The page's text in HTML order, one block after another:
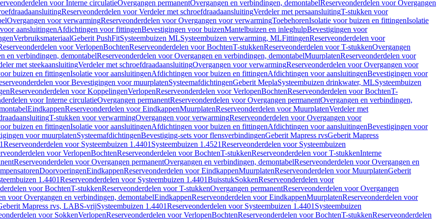
voor Interne circulatieOvergangen permanentOvergangen en verbindingen, demontabelReserveonderdelen voor Overgangen
Reserveonderdelen voor Verdeler met schroefdraadaansluitingVerdeler met persaansluitingT-stukken voor
Overgangen voor verwarmingReserveonderdelen voor Overgangen voor verwarmingToebehorenIsolatie voor buizen en fittingenIsolatie
aansluitingenAfdichtingen voor fittingenBevestigingen voor buizenMantelbuizen en inleghulpBevestigingen voor
VerbruiksmateriaalGeberit PushFitSysteembuizen MLSysteembuizen verwarming, MLFittingenReserveonderdelen voor
voor VerlopenBochtenReserveonderdelen voor BochtenT-stukkenReserveonderdelen voor T-stukkenOvergangen
en verbindingen, demontabelReserveonderdelen voor Overgangen en verbindingen, demontabelMuurplatenReserveonderdelen voor
met steekaansluitingVerdeler met schroefdraadaansluitingOvergangen voor verwarmingReserveonderdelen voor Overgangen voor
buizen en fittingenIsolatie voor aansluitingenAfdichtingen voor buizen en fittingenAfdichtingen voor aansluitingenBevestigingen voor
voor Bevestigingen voor muurplatenSysteemafdichtingenGeberit MeplaSysteembuizen drinkwater, MLSysteembuizen
Reserveonderdelen voor KoppelingenVerlopenReserveonderdelen voor VerlopenBochtenReserveonderdelen voor BochtenT-
voor Interne circulatieOvergangen permanentReserveonderdelen voor Overgangen permanentOvergangen en verbindingen,
EindkappenReserveonderdelen voor EindkappenMuurplatenReserveonderdelen voor MuurplatenVerdeler met
T-stukken voor verwarmingOvergangen voor verwarmingReserveonderdelen voor Overgangen voor
buizen en fittingenIsolatie voor aansluitingenAfdichtingen voor buizen en fittingenAfdichtingen voor aansluitingenBevestigingen voor
voor muurplatenSysteemafdichtingenBevestiging-sets voor flensverbindingenGeberit Mapress rvsGeberit Mapress
Reserveonderdelen voor Systeembuizen 1.4401 Systeembuizen 1.4521Reserveonderdelen voor Systeembuizen
voor VerlopenBochtenReserveonderdelen voor BochtenT-stukkenReserveonderdelen voor T-stukkenInterne
Reserveonderdelen voor Overgangen permanentOvergangen en verbindingen, demontabelReserveonderdelen voor Overgangen en
DoorvoeringenEindkappenReserveonderdelen voor EindkappenMuurplatenReserveonderdelen voor MuurplatenGeberit
1.4401Reserveonderdelen voor Systeembuizen 1.4401BuisstukSokkenReserveonderdelen voor
voor BochtenT-stukkenReserveonderdelen voor T-stukkenOvergangen permanentReserveonderdelen voor Overgangen
voor Overgangen en verbindingen, demontabelEindkappenReserveonderdelen voor EindkappenMuurplatenReserveonderdelen voor
Mapress rvs, LABS-vrijSysteembuizen 1.4401Reserveonderdelen voor Systeembuizen 1.4401 Systeembuizen
voor SokkenVerlopenReserveonderdelen voor VerlopenBochtenReserveonderdelen voor BochtenT-stukkenReserveonderdelen